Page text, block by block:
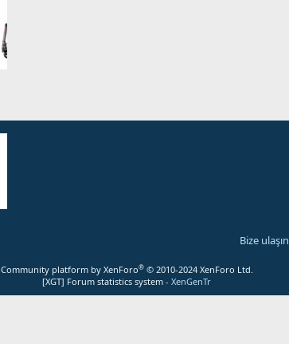
Bize ulaşın
Community platform by XenForo® © 2010-2024 XenForo Ltd.
[XGT] Forum statistics system - XenGenTr